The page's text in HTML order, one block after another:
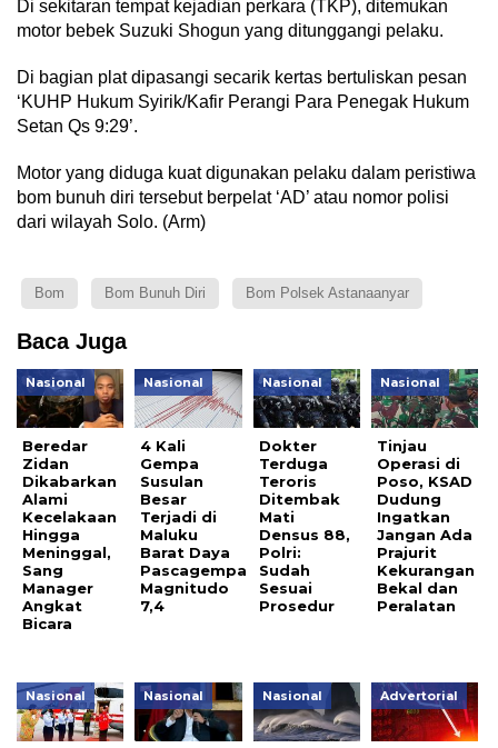
Di sekitaran tempat kejadian perkara (TKP), ditemukan
motor bebek Suzuki Shogun yang ditunggangi pelaku.
Di bagian plat dipasangi secarik kertas bertuliskan pesan
‘KUHP Hukum Syirik/Kafir Perangi Para Penegak Hukum
Setan Qs 9:29’.
Motor yang diduga kuat digunakan pelaku dalam peristiwa
bom bunuh diri tersebut berpelat ‘AD’ atau nomor polisi
dari wilayah Solo. (Arm)
Bom Bom Bunuh Diri Bom Polsek Astanaanyar
Baca Juga
Nasional
Beredar
Zidan
Dikabarkan
Alami
Kecelakaan
Hingga
Meninggal,
Sang
Manager
Angkat
Bicara
Nasional
4 Kali
Gempa
Susulan
Besar
Terjadi di
Maluku
Barat Daya
Pascagempa
Magnitudo
7,4
Nasional
Dokter
Terduga
Teroris
Ditembak
Mati
Densus 88,
Polri:
Sudah
Sesuai
Prosedur
Nasional
Tinjau
Operasi di
Poso, KSAD
Dudung
Ingatkan
Jangan Ada
Prajurit
Kekurangan
Bekal dan
Peralatan
Nasional Nasional Nasional Advertorial